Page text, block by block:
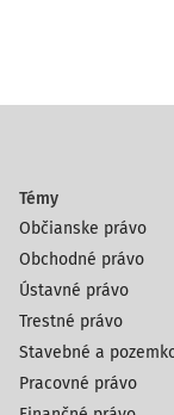
Témy
Občianske právo
Obchodné právo
Ústavné právo
Trestné právo
Stavebné a
Pracovné právo